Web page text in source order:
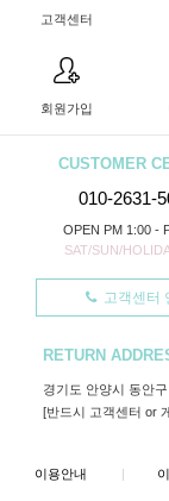
고객센터
회원가입
CUSTOMER
010-2631-
OPEN PM 1:00 -
SAT/SUN/
고객센터
RETURN
경기도 안양시 동안
[반드시 고객센터 or
이용안내